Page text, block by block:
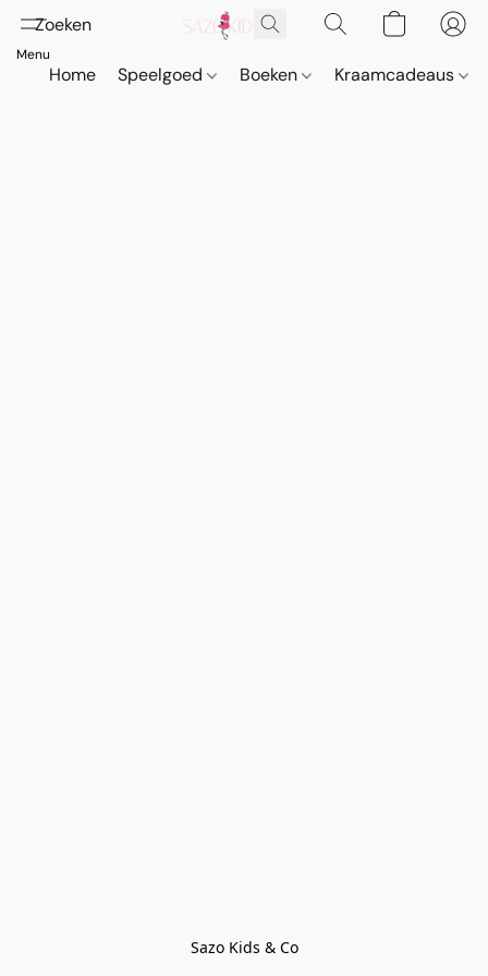
Home Speelgoed Boeken Kraamcadeaus
Sazo Kids & Co